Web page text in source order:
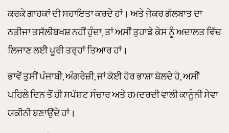
ਕਰਕੇ ਗਾਹਕਾਂ ਦੀ ਸਹਾਇਤਾ ਕਰਦੇ ਹਾਂ। ਅਤੇ ਜੇਕਰ ਗੱਲਬਾਤ ਦਾ
ਨਤੀਜਾ ਤਸੱਲੀਬਖਸ਼ ਨਹੀਂ ਹੁੰਦਾ, ਤਾਂ ਅਸੀਂ ਤੁਹਾਡੇ ਕੇਸ ਨੂੰ ਅਦਾਲਤ ਵਿੱਚ
ਲਿਜਾਣ ਲਈ ਪੂਰੀ ਤਰ੍ਹਾਂ ਤਿਆਰ ਹਾਂ।
ਭਾਵੇਂ ਤੁਸੀਂ ਪੰਜਾਬੀ, ਅੰਗਰੇਜ਼ੀ, ਜਾਂ ਕੋਈ ਹੋਰ ਭਾਸ਼ਾ ਬੋਲਦੇ ਹੋ, ਅਸੀਂ
ਪਹਿਲੇ ਦਿਨ ਤੋਂ ਹੀ ਸਪੱਸ਼ਟ ਸੰਚਾਰ ਅਤੇ ਹਮਦਰਦੀ ਵਾਲੀ ਕਾਨੂੰਨੀ ਸੇਵਾ
ਯਕੀਨੀ ਬਣਾਉਂਦੇ ਹਾਂ।